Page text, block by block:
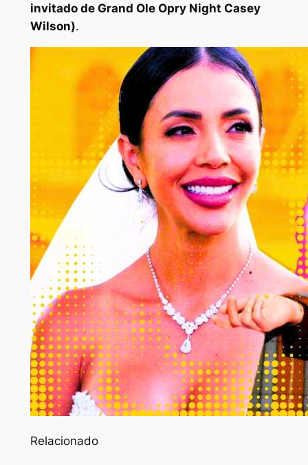
invitado de Grand Ole Opry Night Casey
Wilson).
Relacionado